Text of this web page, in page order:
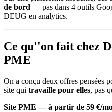
de bord — pas dans 4 outils
DEUG en analytics.
Ce qu''on fait chez
PME
On a conçu deux offres pensées
site qui travaille pour elles, pas
Site PME — à partir de 59 €/